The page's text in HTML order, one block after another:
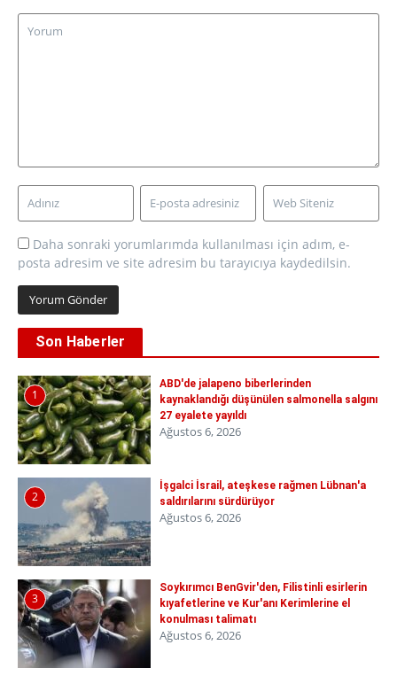
Daha sonraki yorumlarımda kullanılması için adım, e-
posta adresim ve site adresim bu tarayıcıya kaydedilsin.
Son Haberler
1
ABD'de jalapeno biberlerinden
kaynaklandığı düşünülen salmonella salgını
27 eyalete yayıldı
Ağustos 6, 2026
2
İşgalci İsrail, ateşkese rağmen Lübnan'a
saldırılarını sürdürüyor
Ağustos 6, 2026
3
Soykırımcı BenGvir'den, Filistinli esirlerin
kıyafetlerine ve Kur'anı Kerimlerine el
konulması talimatı
Ağustos 6, 2026